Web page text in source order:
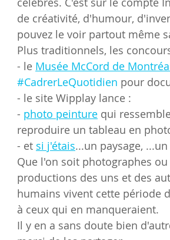
de créativité, d'humour,
pouvez le voir partout même
Plus traditionnels, les
- le Musée McCord de
#CadrerLeQuotidien pour
- le site Wipplay lance :
- photo peinture qui
reproduire un tableau en
- et si j'étais...un paysage,
Que l'on soit photographes
productions des uns et des
humains vivent cette période
à ceux qui en manqueraient.
Il y en a sans doute bien